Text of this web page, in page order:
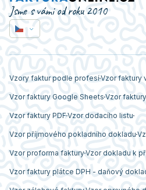
Jsme s vámi od roku 2010
Vzory faktur podle profesíVzor faktury
Vzor faktury Google Sheets Vzor
Vzor faktury PDF Vzor dodacího listu
Vzor příjmového pokladního dokladu
Vzor proforma fakturyVzor dokladu k
Vzor faktury plátce DPH - daňový